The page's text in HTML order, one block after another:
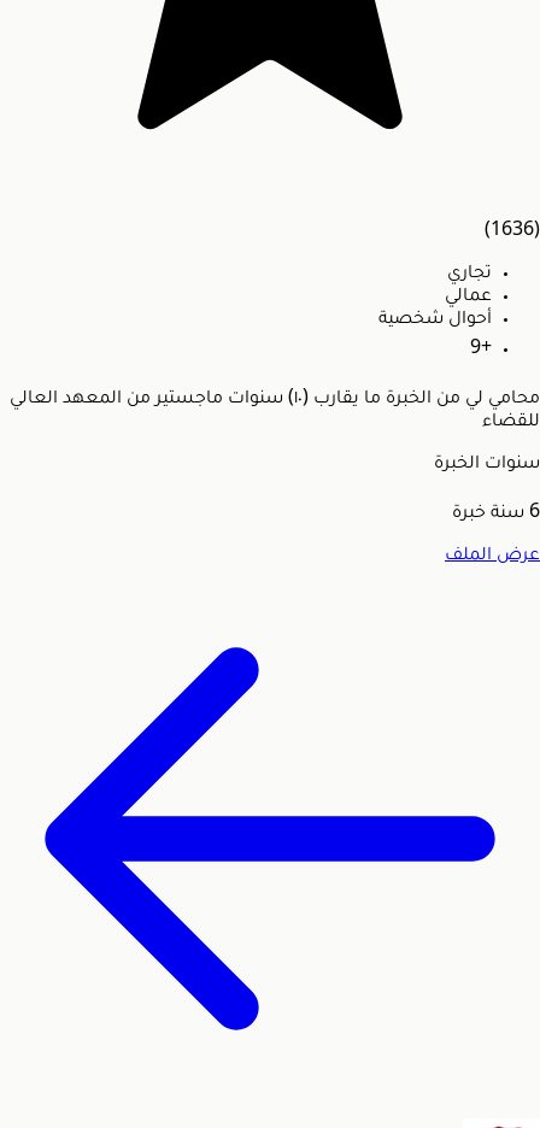
(1636)
تجاري
عمالي
أحوال شخصية
+9
محامي لي من الخبرة ما يقارب (١٠) سنوات ماجستير من المعهد العالي
للقضاء
سنوات الخبرة
6 سنة خبرة
عرض الملف